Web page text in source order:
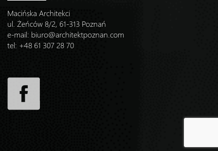
Macińska Architekci
ul. Żeńców 8/2, 61-313 Poznań
e-mail: biuro@architektpoznan.com
tel: +48 61 307 28 70